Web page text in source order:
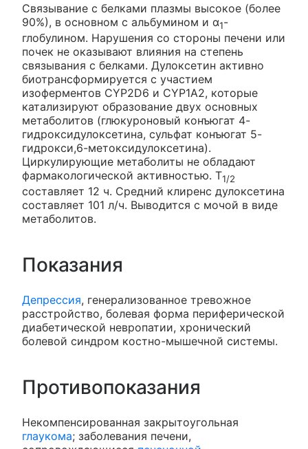
Связывание с белками плазмы высокое (более
90%), в основном с альбумином и α1-
глобулином. Нарушения со стороны печени или
почек не оказывают влияния на степень
связывания с белками. Дулоксетин активно
биотрансформируется с участием
изоферментов CYP2D6 и CYP1A2, которые
катализируют образование двух основных
метаболитов (глюкуроновый конъюгат 4-
гидроксидулоксетина, сульфат конъюгат 5-
гидрокси,6-метоксидулоксетина).
Циркулирующие метаболиты не обладают
фармакологической активностью. T1/2
составляет 12 ч. Средний клиренс дулоксетина
составляет 101 л/ч. Выводится с мочой в виде
метаболитов.
Показания
Депрессия, генерализованное тревожное
расстройство, болевая форма периферической
диабетической невропатии, хронический
болевой синдром костно-мышечной системы.
Противопоказания
Некомпенсированная закрытоугольная
глаукома; заболевания печени,